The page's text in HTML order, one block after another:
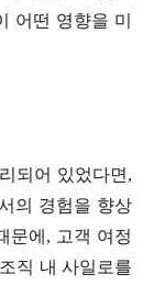
어떤 영향을 미
되어 있었다면,
의 경험을 향상
문에, 고객 여정
직 내 사일로를